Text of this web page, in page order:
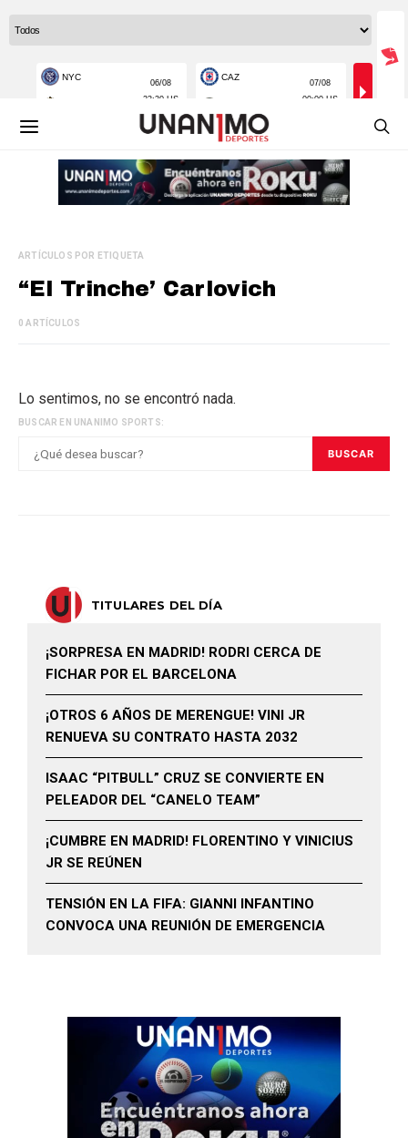
ARTÍCULOS POR ETIQUETA
“El Trinche’ Carlovich
0 ARTÍCULOS
Lo sentimos, no se encontró nada.
BUSCAR EN UNANIMO SPORTS:
BUSCAR
TITULARES DEL DÍA
¡SORPRESA EN MADRID! RODRI CERCA DE
FICHAR POR EL BARCELONA
¡OTROS 6 AÑOS DE MERENGUE! VINI JR
RENUEVA SU CONTRATO HASTA 2032
ISAAC “PITBULL” CRUZ SE CONVIERTE EN
PELEADOR DEL “CANELO TEAM”
¡CUMBRE EN MADRID! FLORENTINO Y VINICIUS
JR SE REÚNEN
TENSIÓN EN LA FIFA: GIANNI INFANTINO
CONVOCA UNA REUNIÓN DE EMERGENCIA